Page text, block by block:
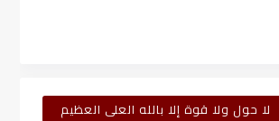
لا حول ولا قوة إلا بالله العلى العظيم